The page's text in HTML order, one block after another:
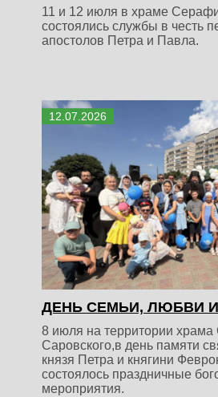
11 и 12 июля в храме
состоялись службы в честь
апостолов Петра и Павла.
12 07 2026
ДЕНЬ СЕМЬИ, ЛЮБВИ
8 июля на территории
Саровского,в день памяти
князя Петра и княгини
состоялось праздничные
мероприятия.